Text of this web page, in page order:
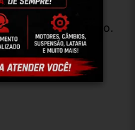
por
do produto.
profissional